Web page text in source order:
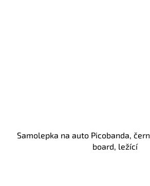
Samolepka na auto Picobanda,
board, ležící